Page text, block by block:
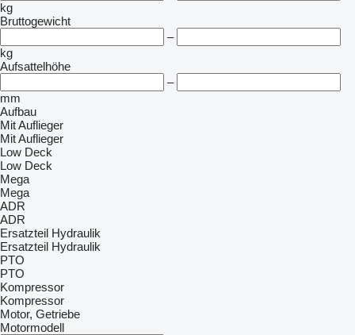
kg
Bruttogewicht
–
kg
Aufsattelhöhe
–
mm
Aufbau
Mit Auflieger
Mit Auflieger
Low Deck
Low Deck
Mega
Mega
ADR
ADR
Ersatzteil Hydraulik
Ersatzteil Hydraulik
PTO
PTO
Kompressor
Kompressor
Motor, Getriebe
Motormodell